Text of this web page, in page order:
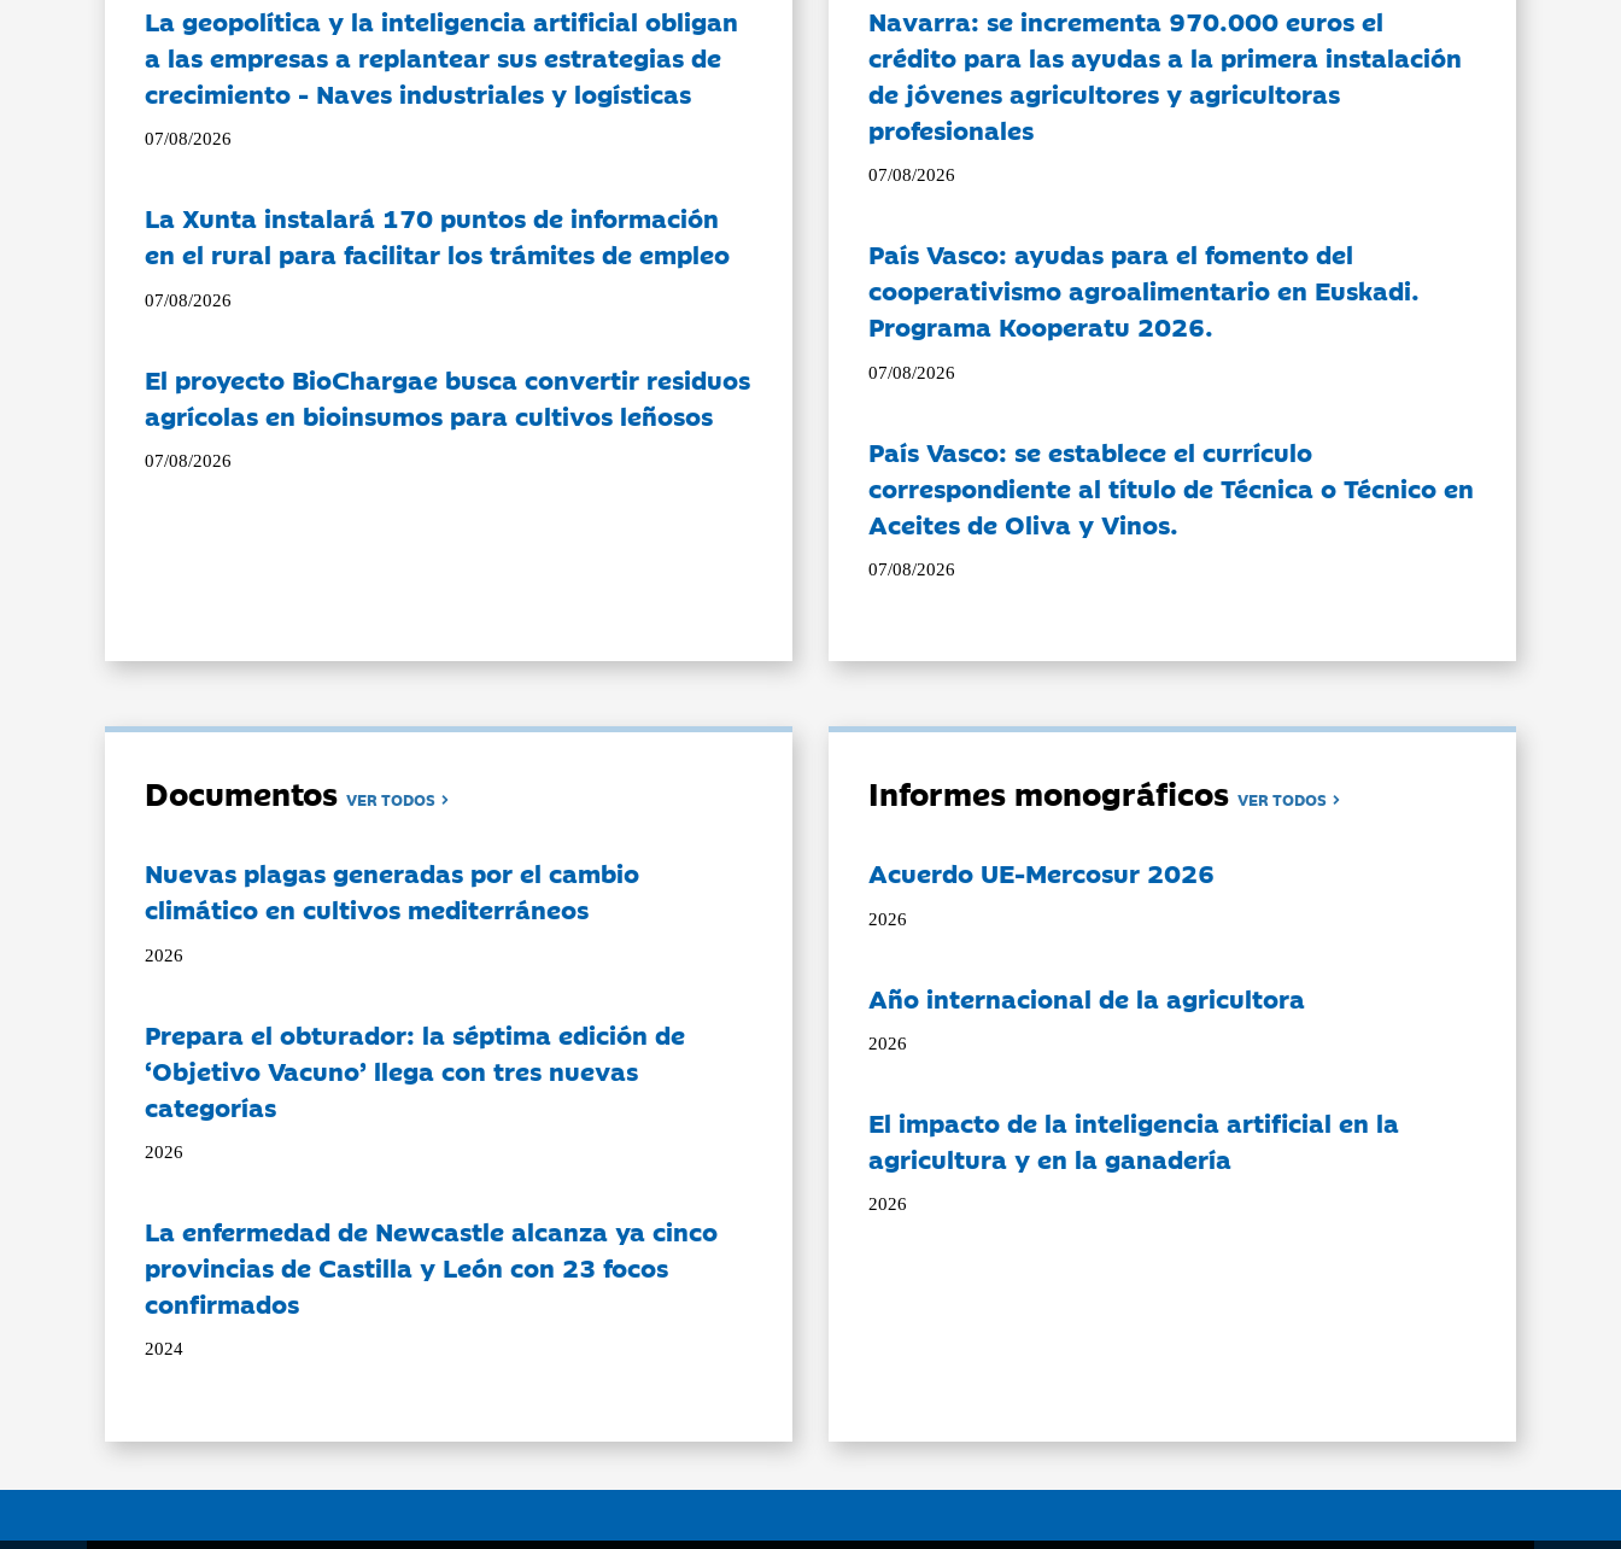
La geopolítica y la inteligencia artificial obligan
a las empresas a replantear sus estrategias de
crecimiento - Naves industriales y logísticas
07/08/2026
La Xunta instalará 170 puntos de información
en el rural para facilitar los trámites de empleo
07/08/2026
El proyecto BioChargae busca convertir residuos
agrícolas en bioinsumos para cultivos leñosos
07/08/2026
Navarra: se incrementa 970.000 euros el
crédito para las ayudas a la primera instalación
de jóvenes agricultores y agricultoras
profesionales
07/08/2026
País Vasco: ayudas para el fomento del
cooperativismo agroalimentario en Euskadi.
Programa Kooperatu 2026.
07/08/2026
País Vasco: se establece el currículo
correspondiente al título de Técnica o Técnico en
Aceites de Oliva y Vinos.
07/08/2026
DocumentosVER TODOS
Nuevas plagas generadas por el cambio
climático en cultivos mediterráneos
2026
Prepara el obturador: la séptima edición de
‘Objetivo Vacuno’ llega con tres nuevas
categorías
2026
La enfermedad de Newcastle alcanza ya cinco
provincias de Castilla y León con 23 focos
confirmados
2024
Informes monográficosVER TODOS
Acuerdo UE-Mercosur 2026
2026
Año internacional de la agricultora
2026
El impacto de la inteligencia artificial en la
agricultura y en la ganadería
2026